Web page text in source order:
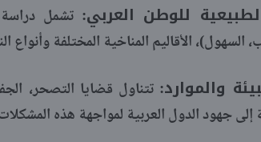
للوطن العربي: تشمل دراسة
الأقاليم المناخية المختلفة وأنواع النباتات [9، 13،
والموارد: تتناول قضايا التصحر،
جهود الدول العربية لمواجهة هذه المشكلات [18، 26،